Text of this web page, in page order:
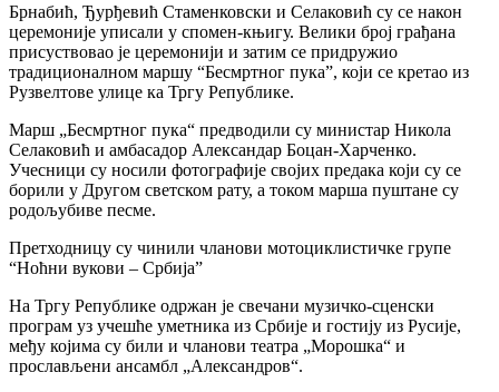
Брнабић, Ђурђевић Стаменковски и Селаковић су се након
церемоније уписали у спомен-књигу. Велики број грађана
присуствовао је церемонији и затим се придружио
традиционалном маршу “Бесмртног пука”, који се кретао из
Рузвелтове улице ка Тргу Републике.
Марш „Бесмртног пука“ предводили су министар Никола
Селаковић и амбасадор Александар Боцан-Харченко.
Учесници су носили фотографије својих предака који су се
борили у Другом светском рату, а током марша пуштане су
родољубиве песме.
Претходницу су чинили чланови мотоциклистичке групе
“Ноћни вукови – Србија”
На Тргу Републике одржан је свечани музичко-сценски
програм уз учешће уметника из Србије и гостију из Русије,
међу којима су били и чланови театра „Морошка“ и
прослављени ансамбл „Александров“.